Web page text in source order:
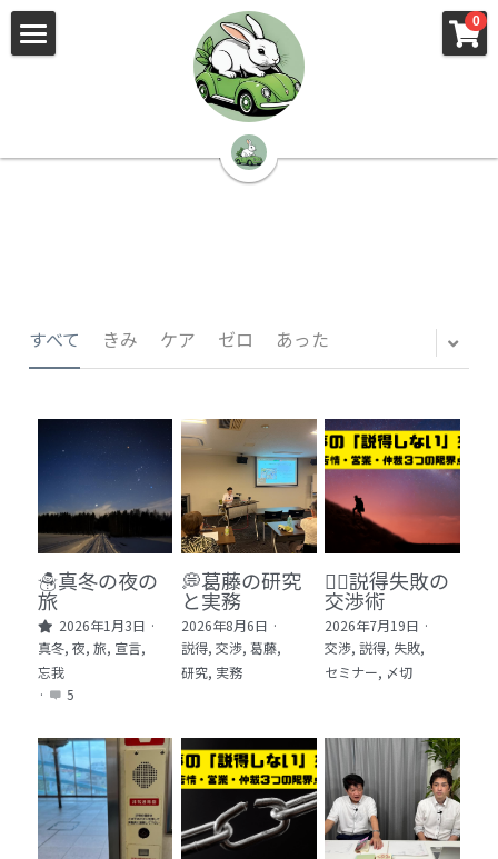
0
🌳株式会社 kibi🦉（トップ）
📰kibi log（ブログ）
🏢会社概要・プライバシーポリシー・プロフィ
📸Who am I?（プロフィール）
🏙️社員が防ぐ不正と犯罪
🙌自傷・他害・パニックは防げますか？
🏫社会福祉法人ぐらんま
🛒Learn More!（商品）
❓FAQ
📮ASK（無料読者登録 or 無料お問い合わせ）
📚 100冊の「本は飲み物」index
1 クレーム・犯罪・説得交渉 23冊
ログイン/ 登録
検索
すべて きみ ケア ゼロ あった
☃️真冬の夜の
旅
2026年1月3日 ·
真冬, 夜, 旅, 宣言,
忘我
·
5
💭葛藤の研究
と実務
2026年8月6日 ·
説得, 交渉, 葛藤,
研究, 実務
🕵️‍♂️説得失敗の
交渉術
2026年7月19日 ·
交渉, 説得, 失敗,
セミナー, 〆切
×
ストアカテゴリー
すべてのカテゴリー
×
ブログカテゴリー